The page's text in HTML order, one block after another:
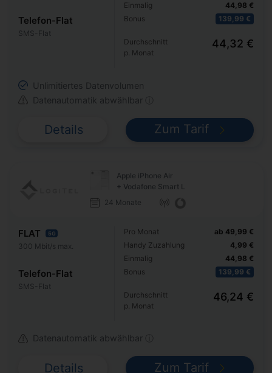
Telefon-Flat
SMS-Flat
Einmalig
Bonus
44,98 €
139,99 €
Durchschnitt
p. Monat
44,32 €
Unlimitiertes Datenvolumen
Datenautomatik abwählbar ⓘ
Details Zum Tarif
Apple iPhone Air
+ Vodafone Smart L
24 Monate
FLAT 5G
300 Mbit/s max.
Telefon-Flat
SMS-Flat
Pro Monat
Handy Zuzahlung
Einmalig
Bonus
ab 49,99 €
4,99 €
44,98 €
139,99 €
Durchschnitt
p. Monat
46,24 €
Datenautomatik abwählbar ⓘ
Details Zum Tarif